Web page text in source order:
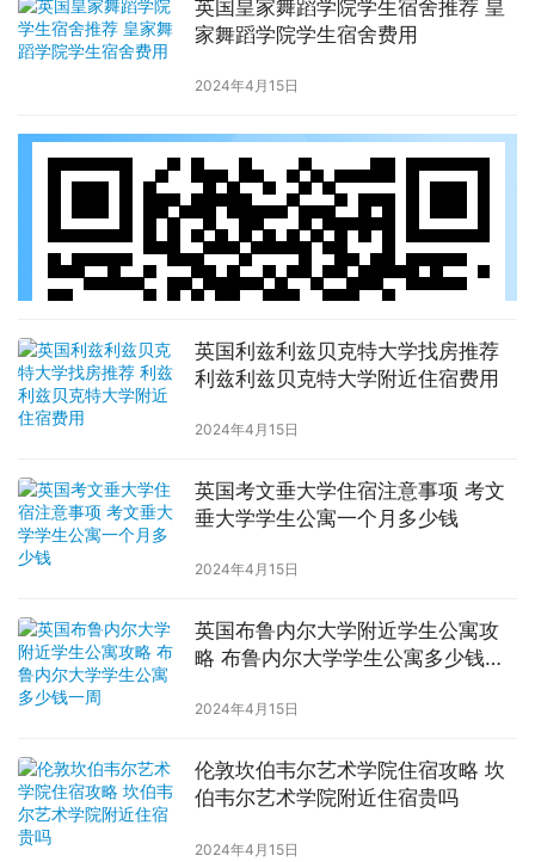
英国皇家舞蹈学院学生宿舍推荐 皇
家舞蹈学院学生宿舍费用
2024年4月15日
英国利兹利兹贝克特大学找房推荐
利兹利兹贝克特大学附近住宿费用
2024年4月15日
英国考文垂大学住宿注意事项 考文
垂大学学生公寓一个月多少钱
2024年4月15日
英国布鲁内尔大学附近学生公寓攻
略 布鲁内尔大学学生公寓多少钱一
2024年4月15日
伦敦坎伯韦尔艺术学院住宿攻略 坎
伯韦尔艺术学院附近住宿贵吗
2024年4月15日